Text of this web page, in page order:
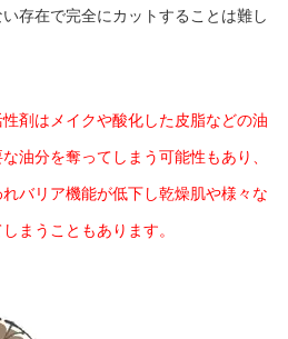
存在で完全にカットすることは難し
剤はメイクや酸化した皮脂などの油
油分を奪ってしまう可能性もあり、
バリア機能が低下し乾燥肌や様々な
まうこともあります。